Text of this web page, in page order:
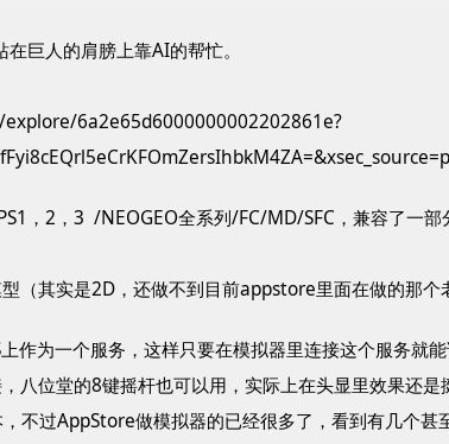
巨人的肩膀上靠AI的帮忙。
6a2e65d6000000002202861e?
，2，3 /NEOGEO全系列/FC/MD/SFC，兼容了一
（其实是2D，还做不到目前appstore里面在做的那个
作为一个服务，这样只要在模拟器里连接这个服务就
八位堂的8键摇杆也可以用，实际上在头显里效果还是
不过AppStore做模拟器的已经很多了，看到有几个甚